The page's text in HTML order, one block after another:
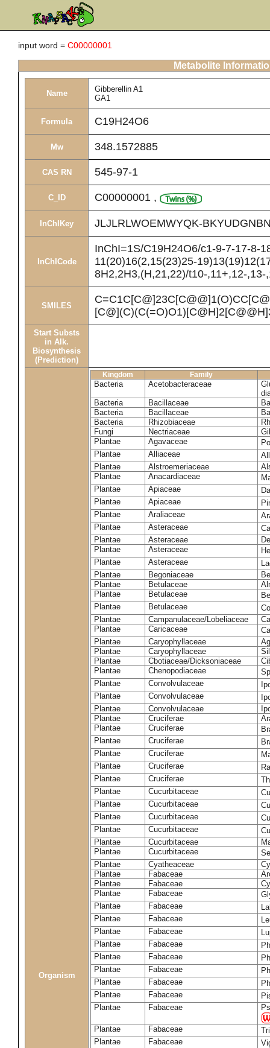
input word = C00000001
Metabolite
Name
Gibberellin A1
GA1
Formula C19H24O6
Mw 348.1572885
CAS RN 545-97-1
C_ID C00000001 ,
InChIKey JLJLRLWOEMWYQK-
InChICode
InChI=1S/C19H24O6/c1-9-7-17-8-
11(20)16(2,15(23)25-
8H2,2H3,(H,21,22)/t10-,11+,12-
SMILES
Start Substs
in Alk.
Biosynthesis
(Prediction)
Organism
Kingdom Family
Bacteria Acetobacteraceae
Bacteria
Bacillaceae
Bacteria
Bacillaceae
Bacteria
Rhizobiaceae
Fungi
Nectriaceae
Plantae
Agavaceae
Plantae
Alliaceae
Plantae
Alstroemeriaceae
Plantae
Anacardiaceae
Plantae
Apiaceae
Plantae
Apiaceae
Plantae
Araliaceae
Plantae
Asteraceae
Plantae
Asteraceae
Plantae
Asteraceae
Plantae
Asteraceae
Plantae
Begoniaceae
Plantae
Betulaceae
Plantae
Betulaceae
Plantae
Betulaceae
Plantae
Campanulaceae/Lobeliaceae
Plantae
Caricaceae
Plantae
Caryophyllaceae
Plantae
Caryophyllaceae
Plantae
Cbotiaceae/Dicksoniaceae
Plantae
Chenopodiaceae
Plantae
Convolvulaceae
Plantae
Convolvulaceae
Plantae
Convolvulaceae
Plantae
Cruciferae
Plantae
Cruciferae
Plantae
Cruciferae
Plantae
Cruciferae
Plantae
Cruciferae
Plantae
Cruciferae
Plantae
Cucurbitaceae
Plantae
Cucurbitaceae
Plantae
Cucurbitaceae
Plantae
Cucurbitaceae
Plantae
Cucurbitaceae
Plantae
Cucurbitaceae
Plantae
Cyatheaceae
Plantae
Fabaceae
Plantae
Fabaceae
Plantae
Fabaceae
Plantae
Fabaceae
Plantae
Fabaceae
Plantae
Fabaceae
Plantae
Fabaceae
Plantae
Fabaceae
Plantae
Fabaceae
Plantae
Fabaceae
Plantae
Fabaceae
Plantae
Fabaceae
Plantae Fabaceae
Plantae
Fabaceae